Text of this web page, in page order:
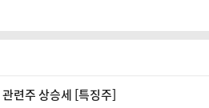
련주 상승세 [특징주]